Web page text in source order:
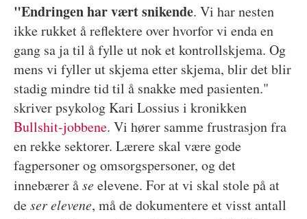
"Endringen har vært snikende. Vi har nesten
ikke rukket å reflektere over hvorfor vi enda en
gang sa ja til å fylle ut nok et kontrollskjema. Og
mens vi fyller ut skjema etter skjema, blir det blir
stadig mindre tid til å snakke med pasienten."
skriver psykolog Kari Lossius i kronikken
Bullshit-jobbene. Vi hører samme frustrasjon fra
en rekke sektorer. Lærere skal være gode
fagpersoner og omsorgspersoner, og det
innebærer åseelevene. For at vi skal stole på at
deser elevene, må de dokumentere et visst antall